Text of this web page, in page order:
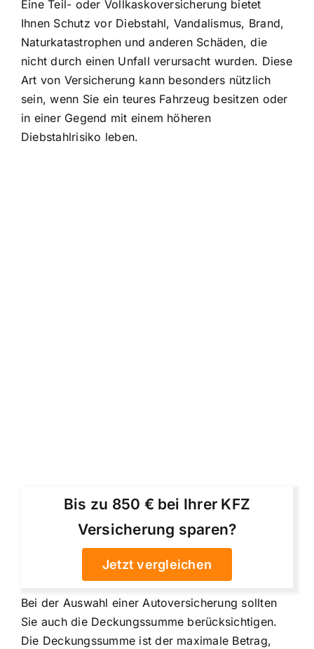
Eine Teil- oder Vollkaskoversicherung bietet
Ihnen Schutz vor Diebstahl, Vandalismus, Brand,
Naturkatastrophen und anderen Schäden, die
nicht durch einen Unfall verursacht wurden. Diese
Art von Versicherung kann besonders nützlich
sein, wenn Sie ein teures Fahrzeug besitzen oder
in einer Gegend mit einem höheren
Diebstahlrisiko leben.
Bis zu 850 € bei Ihrer KFZ
Versicherung sparen?
Jetzt vergleichen
Bei der Auswahl einer Autoversicherung sollten
Sie auch die Deckungssumme berücksichtigen.
Die Deckungssumme ist der maximale Betrag,